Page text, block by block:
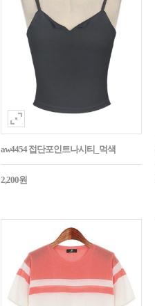
aw4454 접단포인트나시티_먹색
2,200원